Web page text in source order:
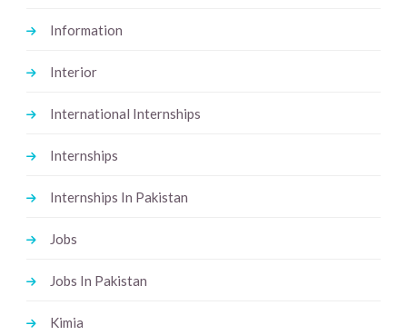
Information
Interior
International Internships
Internships
Internships In Pakistan
Jobs
Jobs In Pakistan
Kimia